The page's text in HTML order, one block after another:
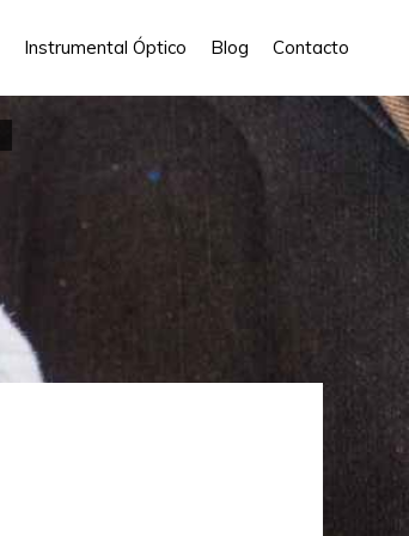
Instrumental Óptico Blog Contacto